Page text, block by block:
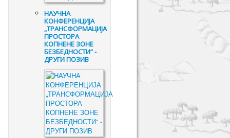
НАУЧНА
КОНФЕРЕНЦИЈА
„ТРАНСФОРМАЦИЈА
ПРОСТОРА
КОПНЕНЕ ЗОНЕ
БЕЗБЕДНОСТИ“ -
ДРУГИ ПОЗИВ